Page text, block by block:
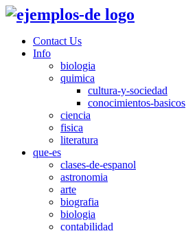
Contact Us
Info
biologia
quimica
cultura-y-sociedad
conocimientos-basicos
ciencia
fisica
literatura
que-es
clases-de-espanol
astronomia
arte
biografia
biologia
contabilidad